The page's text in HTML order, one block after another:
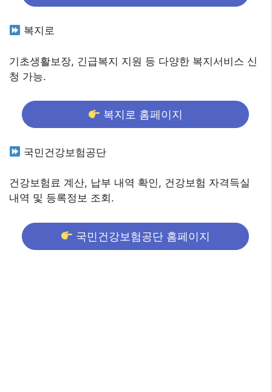
복지로
기초생활보장, 긴급복지 지원 등 다양한 복지서비스 신
청 가능.
복지로 홈페이지
국민건강보험공단
건강보험료 계산, 납부 내역 확인, 건강보험 자격득실
내역 및 등록정보 조회.
국민건강보험공단 홈페이지